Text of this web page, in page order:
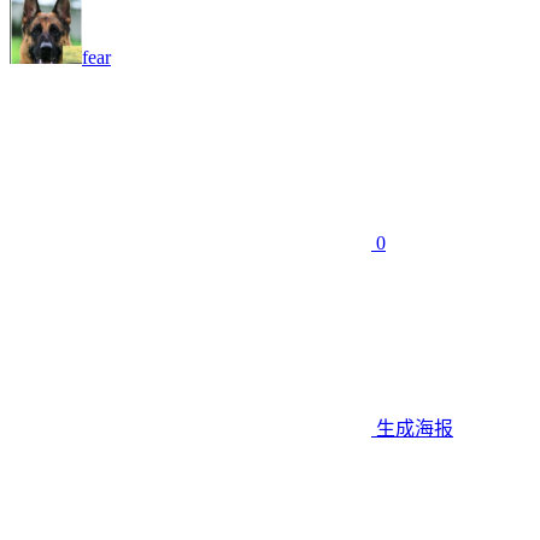
fear
0
生成海报